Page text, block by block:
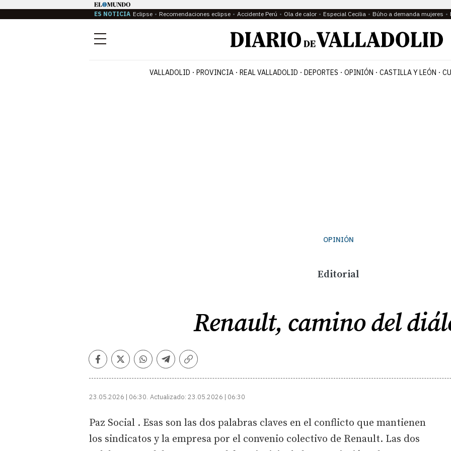
ES NOTICIA Eclipse Recomendaciones eclipse Accidente Perú Ola de calor Especial Cecilia Búho a demanda mujeres
Menú
VALLADOLID PROVINCIA REAL VALLADOLID DEPORTES OPINIÓN CASTILLA Y LEÓN
OPINIÓN
Editorial
Renault, camino del
Facebook
TwitterWhatsapp
Telegram
Copiar
23.05.2026 | 06:30 Actualizado: 23.05.2026 | 06:30
Paz Social . Esas son las dos palabras claves en el conflicto que mantienen
los sindicatos y la empresa por el convenio colectivo de Renault. Las dos